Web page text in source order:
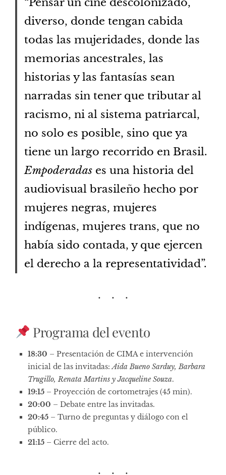
diverso, donde tengan cabida
todas las mujeridades, donde las
memorias ancestrales, las
historias y las fantasías sean
narradas sin tener que tributar al
racismo, ni al sistema patriarcal,
no solo es posible, sino que ya
tiene un largo recorrido en Brasil.
Empoderadases una historia del
audiovisual brasileño hecho por
mujeres negras, mujeres
indígenas, mujeres trans, que no
había sido contada, y que ejercen
el derecho a la representatividad”.
Programa del evento
18:30 – Presentación de CIMA e intervención
inicial de las invitadas: Aida Bueno Sarduy, Barbara
Trugillo, Renata Martins y Jacqueline Souza.
19:15 – Proyección de cortometrajes (45 min).
20:00 – Debate entre las invitadas.
20:45 – Turno de preguntas y diálogo con el
público.
21:15 – Cierre del acto.